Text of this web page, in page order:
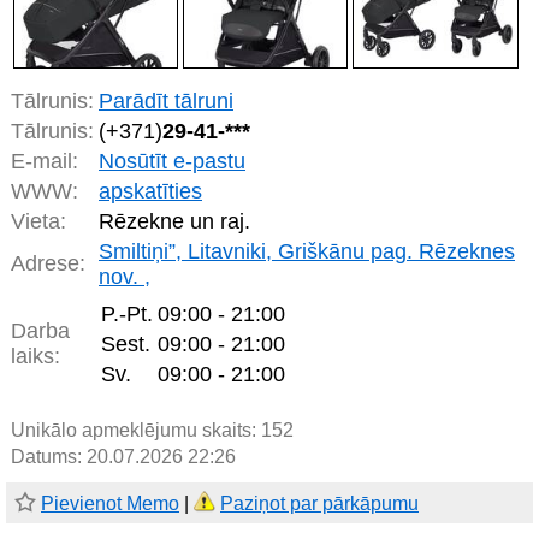
Tālrunis: Parādīt tālruni
Tālrunis: (+371)29-41-***
E-mail:
Nosūtīt e-pastu
WWW:
apskatīties
Vieta:
Rēzekne un raj.
Adrese:
Smiltiņi”, Litavniki, Griškānu pag. Rēzeknes
nov. ,
Darba
laiks:
P.-Pt. 09:00 - 21:00
Sest. 09:00 - 21:00
Sv.
09:00 - 21:00
Unikālo apmeklējumu skaits: 152
Datums: 20.07.2026 22:26
Pievienot Memo Paziņot par pārkāpumu